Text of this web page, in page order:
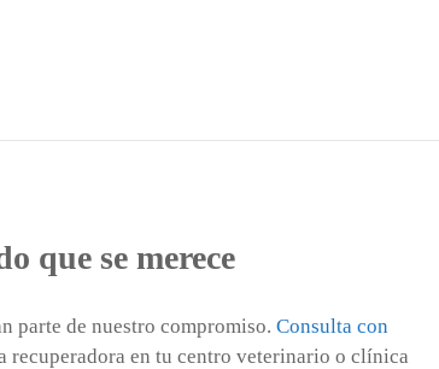
que se merece
parte de nuestro compromiso. Consulta con
recuperadora en tu centro veterinario o clínica